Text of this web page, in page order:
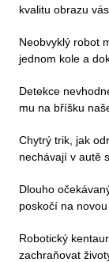
kvalitu obrazu
Neobvyklý robot
jednom kole a
Detekce
mu na bříšku
Chytrý trik, jak
nechávají v autě
Dlouho
poskočí na
Robotický
zachraňovat